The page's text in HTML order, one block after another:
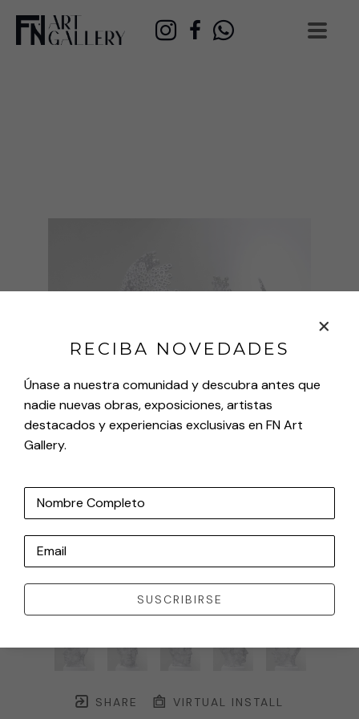
SHARE VIRTUAL INSTALL
RECIBA NOVEDADES
Únase a nuestra comunidad y descubra antes que
nadie nuevas obras, exposiciones, artistas
destacados y experiencias exclusivas en FN Art
Gallery.
Nombre Completo
Email
SUSCRIBIRSE